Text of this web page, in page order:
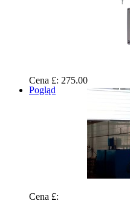
Cena £: 275.00
Pogląd
Cena £: